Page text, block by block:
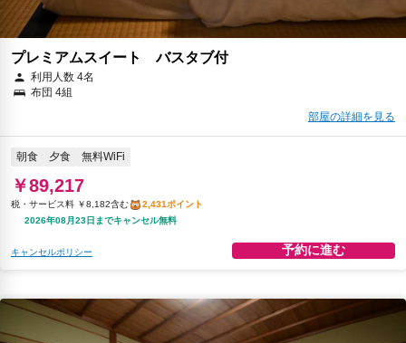
プレミアムスイート バスタブ付
利用人数 4名
布団 4組
部屋の詳細を見る
朝食 夕食 無料WiFi
￥89,217
税・サービス料 ￥8,182含む
2,431ポイント
2026年08月23日までキャンセル無料
キャンセルポリシー 予約に進む